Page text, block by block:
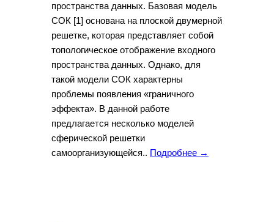
пространства данных. Базовая модель
СОК [1] основана на плоской двумерной
решетке, которая представляет собой
топологическое отображение входного
пространства данных. Однако, для
такой модели СОК характерны
проблемы появления «граничного
эффекта». В данной работе
предлагается несколько моделей
сферической решетки
самоорганизующейся.. Подробнее →